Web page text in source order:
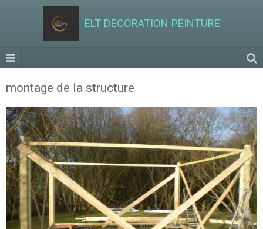
ELT DECORATION PEINTURE
montage de la structure